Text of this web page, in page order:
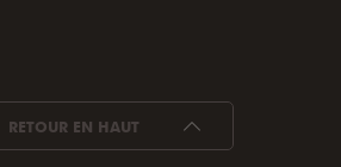
RETOUR EN HAUT